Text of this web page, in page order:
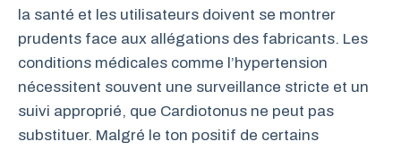
la santé et les utilisateurs doivent se montrer
prudents face aux allégations des fabricants. Les
conditions médicales comme l’hypertension
nécessitent souvent une surveillance stricte et un
suivi approprié, que Cardiotonus ne peut pas
substituer. Malgré le ton positif de certains